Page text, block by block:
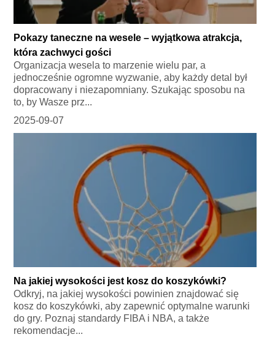
Pokazy taneczne na wesele – wyjątkowa atrakcja,
która zachwyci gości
Organizacja wesela to marzenie wielu par, a
jednocześnie ogromne wyzwanie, aby każdy detal był
dopracowany i niezapomniany. Szukając sposobu na
to, by Wasze prz...
2025-09-07
Na jakiej wysokości jest kosz do koszykówki?
Odkryj, na jakiej wysokości powinien znajdować się
kosz do koszykówki, aby zapewnić optymalne warunki
do gry. Poznaj standardy FIBA i NBA, a także
rekomendacje...